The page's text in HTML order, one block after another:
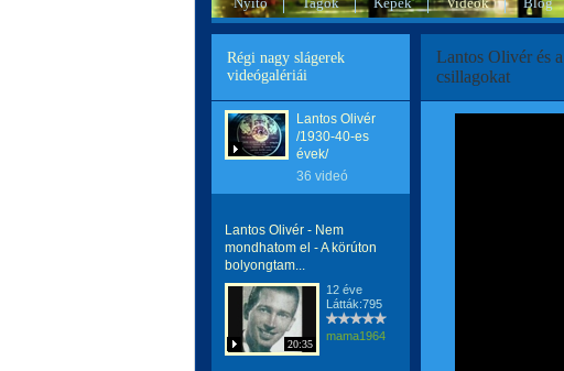
Régi nagy slágerek
videógalériái
Lantos Olivér
/1930-40-es
évek/
36 videó
Lantos Olivér - Nem
mondhatom el - A körúton
bolyongtam...
20:35
12 éve
Látták:795
mama1964
Lantos Olivér és
csillagokat